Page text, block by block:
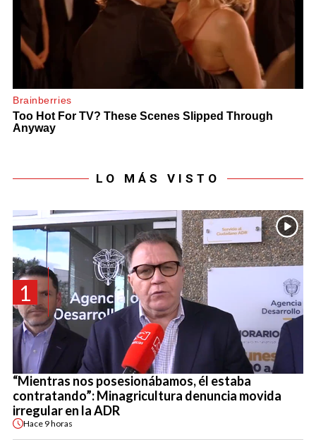
LO MÁS VISTO
1
“Mientras nos posesionábamos, él estaba
contratando”: Minagricultura denuncia movida
irregular en la ADR
Hace 9 horas